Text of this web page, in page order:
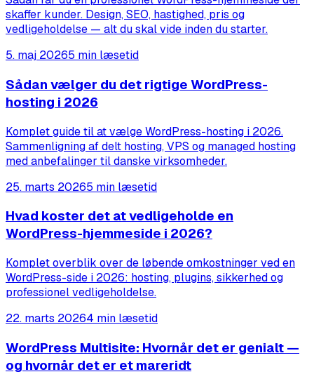
skaffer kunder. Design, SEO, hastighed, pris og
vedligeholdelse — alt du skal vide inden du starter.
5. maj 20265 min læsetid
Sådan vælger du det rigtige WordPress-
hosting i 2026
Komplet guide til at vælge WordPress-hosting i 2026.
Sammenligning af delt hosting, VPS og managed hosting
med anbefalinger til danske virksomheder.
25. marts 20265 min læsetid
Hvad koster det at vedligeholde en
WordPress-hjemmeside i 2026?
Komplet overblik over de løbende omkostninger ved en
WordPress-side i 2026: hosting, plugins, sikkerhed og
professionel vedligeholdelse.
22. marts 20264 min læsetid
WordPress Multisite: Hvornår det er genialt —
og hvornår det er et mareridt